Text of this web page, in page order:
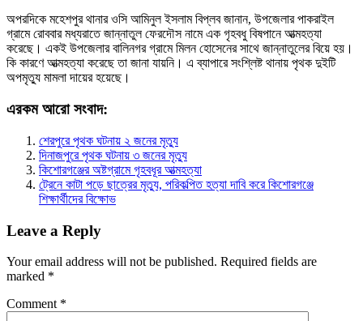
অপরদিকে মহেশপুর থানার ওসি আমিনুল ইসলাম বিপ্লব জানান, উপজেলার পাকরাইল
গ্রামে রোববার মধ্যরাতে জান্নাতুল ফেরদৌস নামে এক গৃহবধু বিষপানে আত্মহত্যা
করেছে। একই উপজেলার বালিনগর গ্রামে মিলন হোসেনের সাথে জান্নাতুলের বিয়ে হয়।
কি কারণে আত্মহত্যা করেছে তা জানা যায়নি। এ ব্যাপারে সংশ্লিষ্ট থানায় পৃথক দুইটি
অপমৃত্যু মামলা দায়ের হয়েছে।
এরকম আরো সংবাদ:
শেরপুরে পৃথক ঘটনায় ২ জনের মৃত্যু
দিনাজপুরে পৃথক ঘটনায় ৩ জনের মৃত্যু
কিশোরগঞ্জের অষ্টগ্রামে গৃহবধূর আত্মহত্যা
ট্রেনে কাটা পড়ে ছাত্রের মৃত্যু, পরিকল্পিত হত্যা দাবি করে কিশোরগঞ্জে
শিক্ষার্থীদের বিক্ষোভ
Leave a Reply
Your email address will not be published. Required fields are
marked *
Comment *